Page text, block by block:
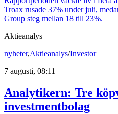
Troax rusade 37% under juli,
Group steg mellan 18 till 23%.
Aktieanalys
nyheter,Aktieanalys/Investor
7 augusti, 08:11
Analytikern: Tre
investmentbolag